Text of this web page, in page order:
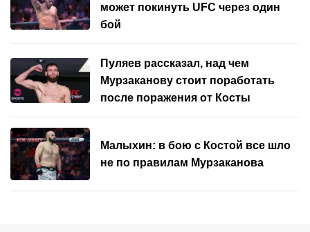
может покинуть UFC через один
бой
Пуляев рассказал, над чем
Мурзаканову стоит поработать
после поражения от Косты
Малыхин: в бою с Костой все шло
не по правилам Мурзаканова